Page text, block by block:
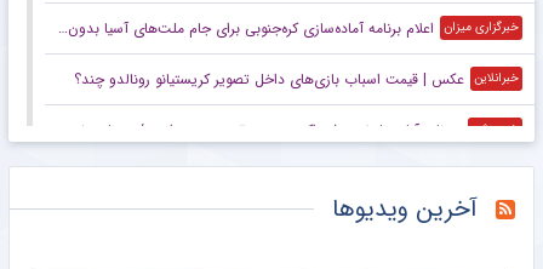
خبرگزاری میزان اعلام برنامه آماده‌سازی کره‌جنوبی برای جام ملت‌های آسیا بدون سرمربی
خبرانلاین عکس | قیمت اسباب بازی‌های داخل تصویر کریستیانو رونالدو چند؟
خبرورزشی در نازی‌آباد مشخص شد اکبر عبدی چقدر محبوب است/ روزنامه خبرورزشی پنج‌شنبه را ببینید
آخرین ویدیوها